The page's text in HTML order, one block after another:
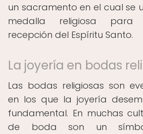
un sacramento en el cual se
medalla religiosa para
recepción del Espíritu Santo.
La joyería en bodas
Las bodas religiosas son
en los que la joyería
fundamental. En muchas
de boda son un